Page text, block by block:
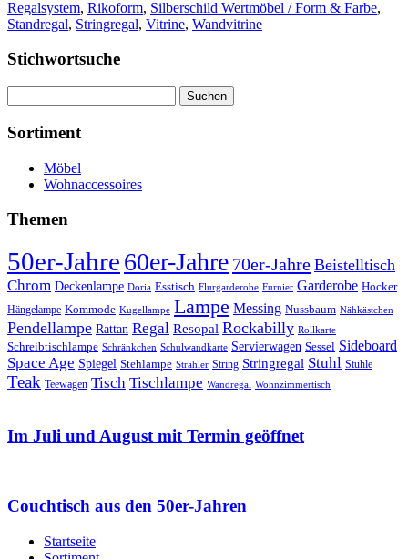
Regalsystem, Rikoform, Silberschild Wertmöbel / Form & Farbe,
Standregal, Stringregal, Vitrine, Wandvitrine
Stichwortsuche
nach:
Sortiment
Möbel
Wohnaccessoires
Themen
50er-Jahre60er-Jahre 70er-Jahre Beistelltisch
Chrom Deckenlampe Doria Esstisch Flurgarderobe Furnier Garderobe Hocker
Hängelampe Kommode Kugellampe Lampe Messing Nussbaum Nähkästchen
Pendellampe Rattan Regal Resopal Rockabilly Rollkarte
Schreibtischlampe Schränkchen Schulwandkarte Servierwagen Sessel Sideboard
Space Age Spiegel Stehlampe Strahler String Stringregal Stuhl Stühle
Teak Teewagen Tisch Tischlampe Wandregal Wohnzimmertisch
Im Juli und August mit Termin geöffnet
Couchtisch aus den 50er-Jahren
Startseite